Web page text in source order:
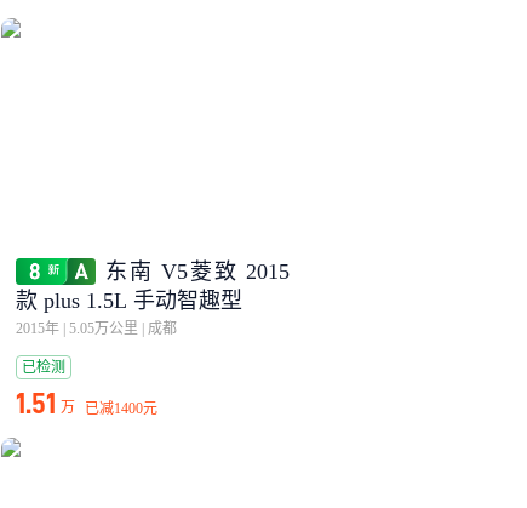
东南 V5菱致 2015
款 plus 1.5L 手动智趣型
2015年 5.05万公里 成都
已检测
1.51 万 已减1400元